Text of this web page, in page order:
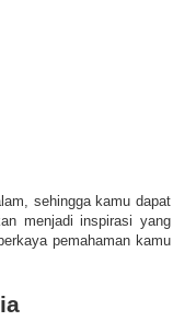
sehingga kamu dapat
menjadi inspirasi yang
pemahaman kamu